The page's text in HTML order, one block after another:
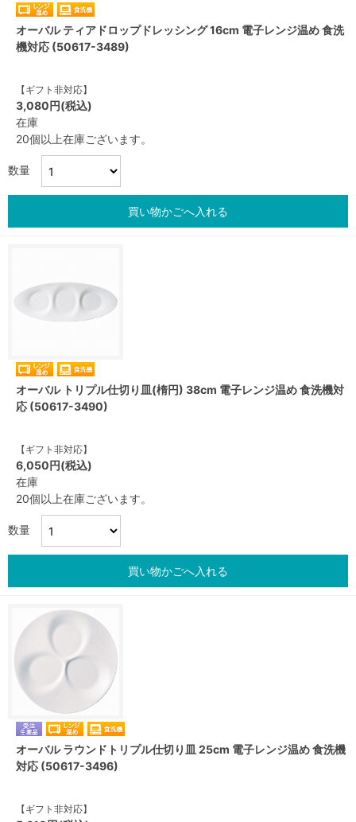
オーバル ティアドロップドレッシング 16cm 電子レンジ温め 食洗
機対応 (50617-3489)
【ギフト非対応】
3,080円(税込)
在庫
20個以上在庫ございます。
数量
買い物かごへ入れる
オーバル トリプル仕切り皿(楕円) 38cm 電子レンジ温め 食洗機対
応 (50617-3490)
【ギフト非対応】
6,050円(税込)
在庫
20個以上在庫ございます。
数量
買い物かごへ入れる
オーバル ラウンドトリプル仕切り皿 25cm 電子レンジ温め 食洗機
対応 (50617-3496)
【ギフト非対応】